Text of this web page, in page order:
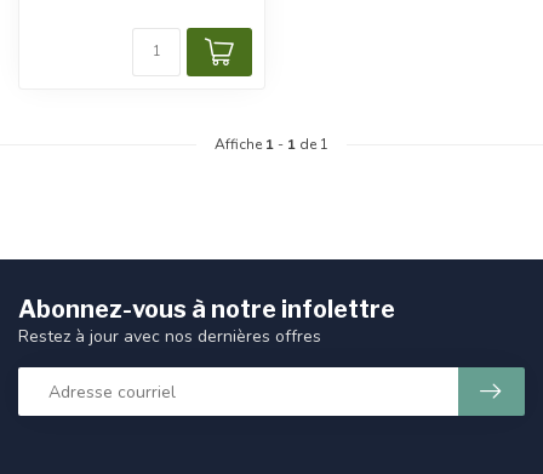
Affiche 1 - 1 de 1
Abonnez-vous à notre infolettre
Restez à jour avec nos dernières offres